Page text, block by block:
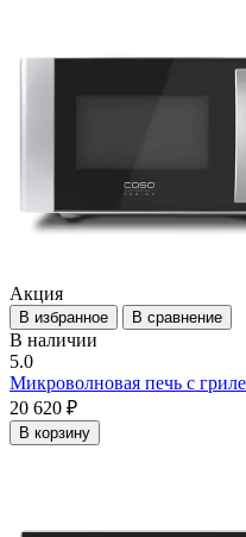
Акция
В избранное В сравнение
В наличии
5.0
Микроволновая печь с
20 620 ₽
В корзину